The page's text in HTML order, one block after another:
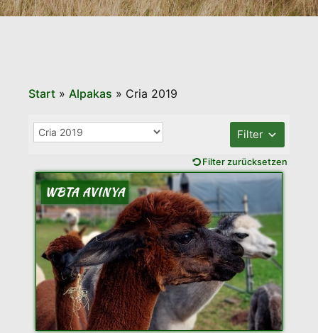
Start » Alpakas » Cria 2019
Filter
Filter zurücksetzen
WBTA AVINYA